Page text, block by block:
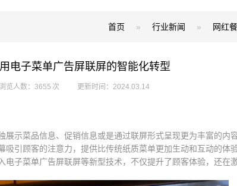
首页 » 行业新闻 » 网红
电子菜单广告屏联屏的智能化转型
浏览人数：3655 次 更新时间：2024.03.14
示菜品信息、促销信息或是通过联屏形式呈现更为丰富的内
引顾客的注意力，提供比传统纸质菜单更加生动和互动的体
子菜单广告屏联屏等新型技术，不仅提升了顾客体验，还在